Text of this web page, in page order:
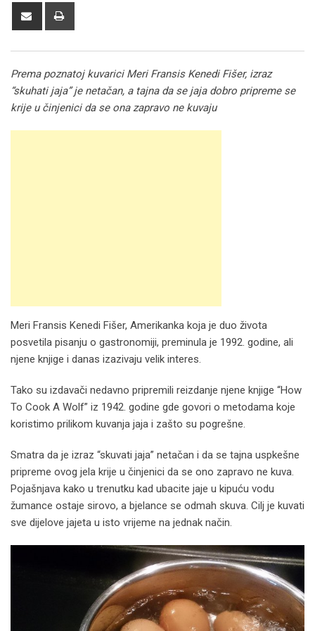
Share
Prema poznatoj kuvarici Meri Fransis Kenedi Fišer, izraz
“skuhati jaja” je netačan, a tajna da se jaja dobro pripreme se
krije u činjenici da se ona zapravo ne kuvaju
Meri Fransis Kenedi Fišer, Amerikanka koja je duo života
posvetila pisanju o gastronomiji, preminula je 1992. godine, ali
njene knjige i danas izazivaju velik interes.
Tako su izdavači nedavno pripremili reizdanje njene knjige “How
To Cook A Wolf” iz 1942. godine gde govori o metodama koje
koristimo prilikom kuvanja jaja i zašto su pogrešne.
Smatra da je izraz “skuvati jaja” netačan i da se tajna uspkešne
pripreme ovog jela krije u činjenici da se ono zapravo ne kuva.
Pojašnjava kako u trenutku kad ubacite jaje u kipuću vodu
žumance ostaje sirovo, a bjelance se odmah skuva. Cilj je kuvati
sve dijelove jajeta u isto vrijeme na jednak način.